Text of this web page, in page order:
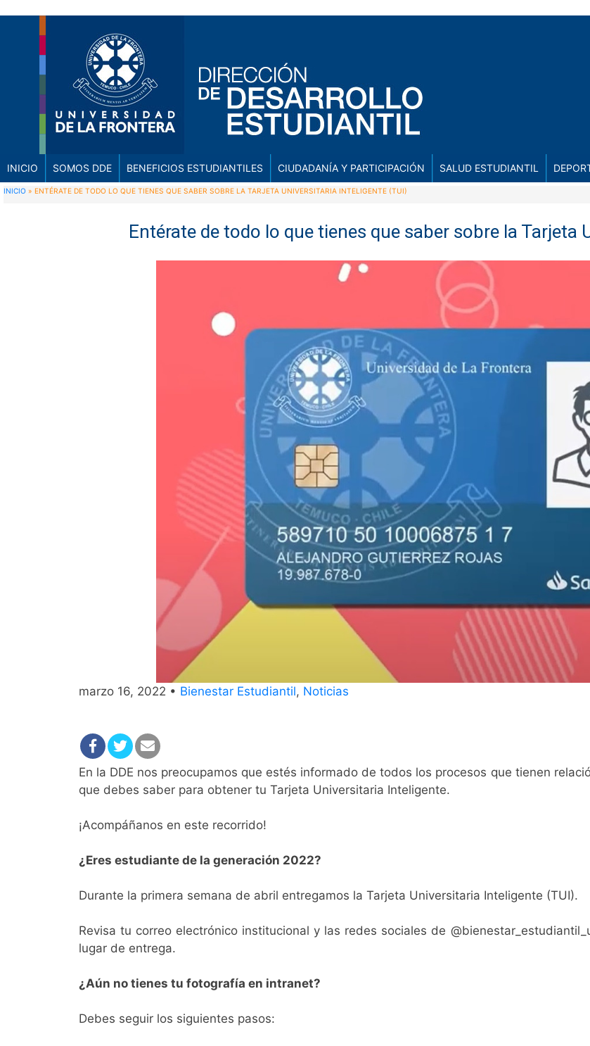
INICIO SOMOS DDE BENEFICIOS ESTUDIANTILES CIUDADANÍA Y PARTICIPACIÓN SALUD ESTUDIANTIL
INICIO » ENTÉRATE DE TODO LO QUE TIENES QUE SABER SOBRE LA TARJETA UNIVERSITARIA INTELIGENTE (TUI)
Entérate de todo lo que tienes que saber sobre la Tarjeta
marzo 16, 2022 • Bienestar Estudiantil, Noticias
En la DDE nos preocupamos que estés informado de todos los procesos que tienen
que debes saber para obtener tu Tarjeta Universitaria Inteligente.
¡Acompáñanos en este recorrido!
¿Eres estudiante de la generación 2022?
Durante la primera semana de abril entregamos la Tarjeta Universitaria Inteligente (TUI).
Revisa tu correo electrónico institucional y las redes sociales de
lugar de entrega.
¿Aún no tienes tu fotografía en intranet?
Debes seguir los siguientes pasos: